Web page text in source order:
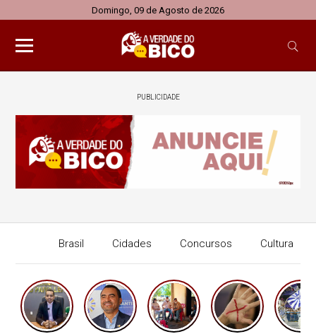
Domingo, 09 de Agosto de 2026
PUBLICIDADE
Brasil Cidades Concursos Cultura